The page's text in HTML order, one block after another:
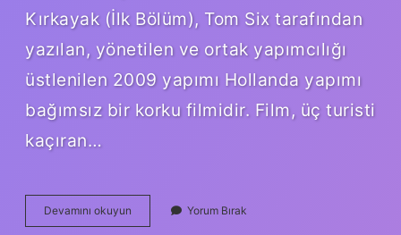
Kırkayak (İlk Bölüm), Tom Six tarafından
yazılan, yönetilen ve ortak yapımcılığı
üstlenilen 2009 yapımı Hollanda yapımı
bağımsız bir korku filmidir. Film, üç turisti
kaçıran…
Devamını okuyun Kırkayak
Deneyi
Yorum Bırak